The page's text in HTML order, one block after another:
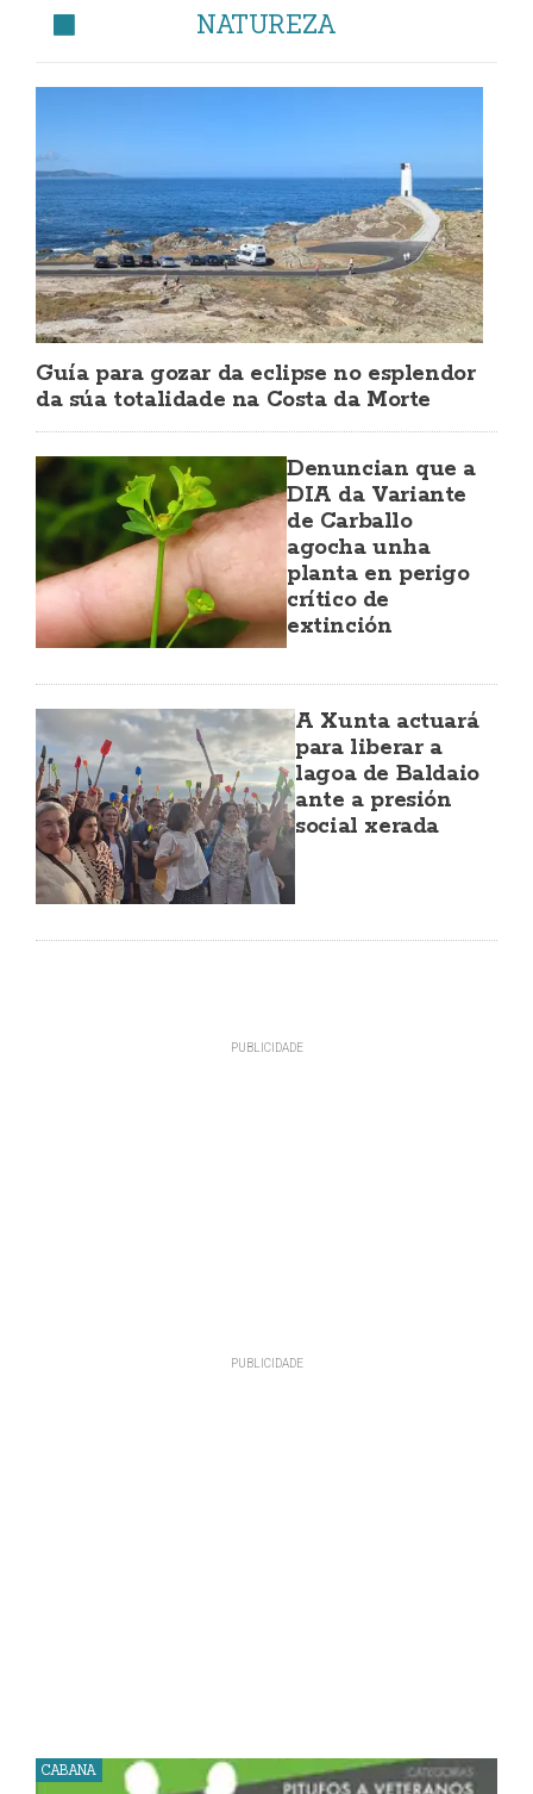
NATUREZA
Guía para gozar da eclipse no esplendor
da súa totalidade na Costa da Morte
Denuncian que a
DIA da Variante
de Carballo
agocha unha
planta en perigo
crítico de
extinción
A Xunta actuará
para liberar a
lagoa de Baldaio
ante a presión
social xerada
CABANA